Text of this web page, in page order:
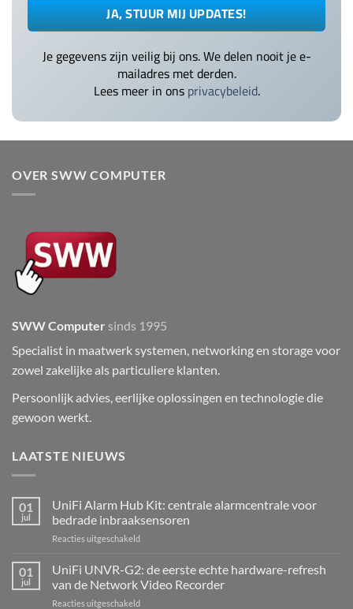
Je gegevens zijn veilig bij ons. We delen nooit je e-
mailadres met derden.
Lees meer in onsprivacybeleid.
OVER SWW COMPUTER
SWW Computer sinds 1995
Specialist in maatwerk systemen, networking en storage voor
zowel zakelijke als particuliere klanten.
Persoonlijk advies, eerlijke oplossingen en technologie die
gewoon werkt.
LAATSTE NIEUWS
01
jul
UniFi Alarm Hub Kit: centrale alarmcentrale voor
bedrade inbraaksensoren
Reacties uitgeschakeldvoor
Alarm
Hub
Kit:
01
jul
UniFi UNVR-G2: de eerste echte hardware-refresh
van de Network Video Recorder
Reacties uitgeschakeldvoor